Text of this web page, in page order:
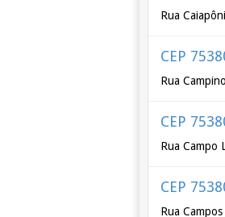
Rua
CEP
Rua
CEP
Rua Campo
CEP
Rua